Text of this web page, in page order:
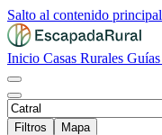
Salto al contenido principal
Inicio Casas Rurales Guías
Filtros
Mapa